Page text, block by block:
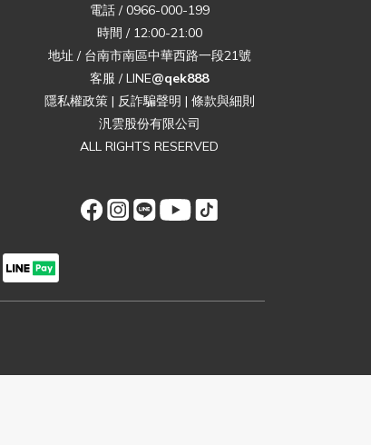
電話 / 0966-000-199
時間 / 12:00-21:00
地址 / 台南市南區中華西路一段21號
客服 / LINE@qek888
隱私權政策| 反詐騙聲明 | 條款與細則
汎雲股份有限公司
ALL RIGHTS RESERVED